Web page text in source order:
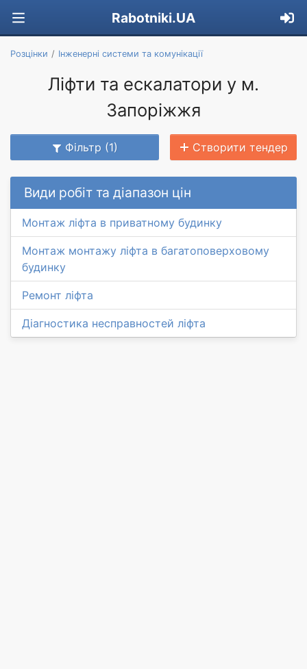
Rabotniki.UA
Розцінки Інженерні системи та комунікації
Ліфти та ескалатори у м.
Запоріжжя
Фільтр (1) Створити тендер
Види робіт та діапазон цін
Монтаж ліфта в приватному будинку
Монтаж монтажу ліфта в багатоповерховому
будинку
Ремонт ліфта
Діагностика несправностей ліфта